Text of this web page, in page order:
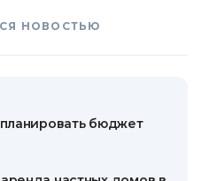
НОВОСТЬЮ
бюджет